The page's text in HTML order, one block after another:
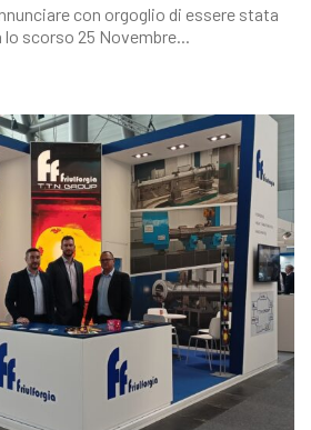
con orgoglio di essere stata
lo scorso 25 Novembre...